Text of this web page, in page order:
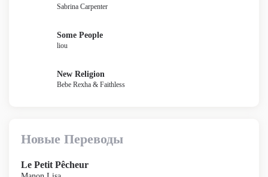
Sabrina Carpenter
Some People
liou
New Religion
Bebe Rexha & Faithless
Новые Переводы
Le Petit Pêcheur